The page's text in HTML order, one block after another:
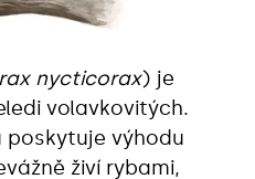
nycticorax) je
volavkovitých.
výhodu
živí rybami,